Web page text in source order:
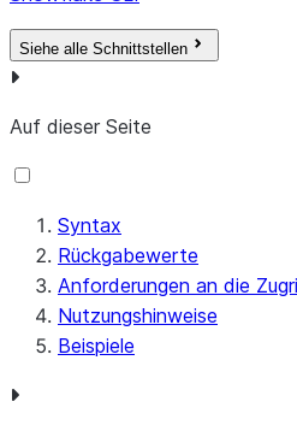
Siehe alle Schnittstellen
Auf dieser Seite
Syntax
Rückgabewerte
Anforderungen an die
Nutzungshinweise
Beispiele